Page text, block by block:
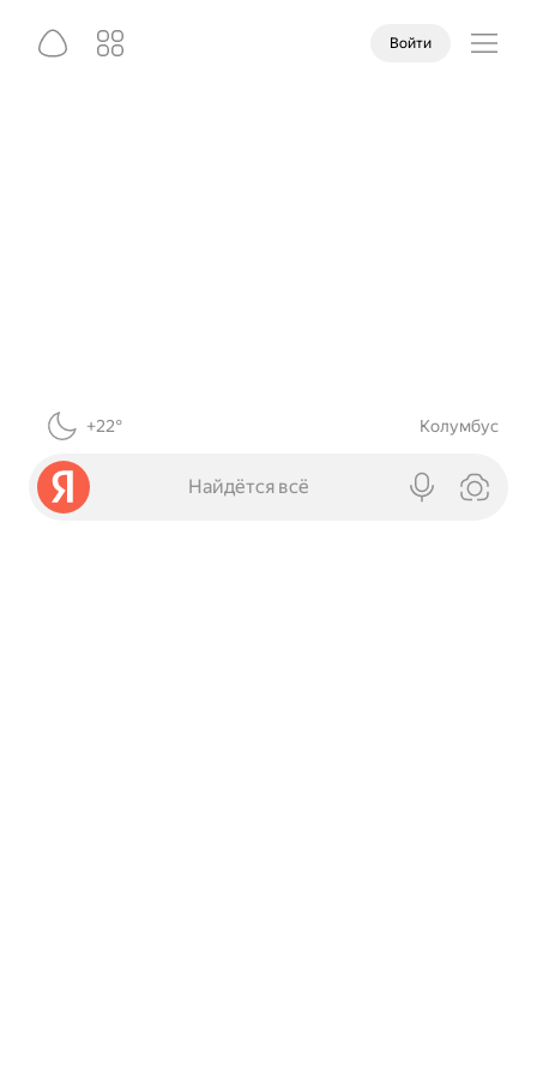
Войти
+22° Колумбус
Найдётся всё